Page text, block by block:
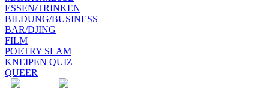
ESSEN/TRINKEN
BILDUNG/BUSINESS
BAR/DJING
FILM
POETRY SLAM
KNEIPEN QUIZ
QUEER